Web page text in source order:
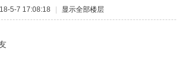
5-7 17:08:18 显示全部楼层